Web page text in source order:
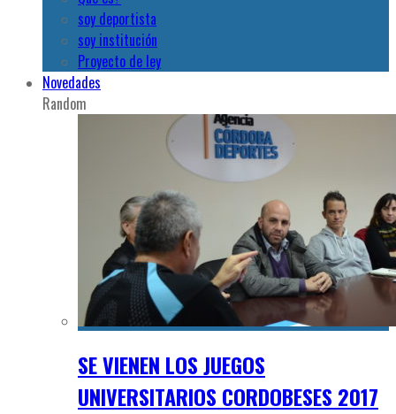
soy deportista
soy institución
Proyecto de ley
Novedades
Random
SE VIENEN LOS JUEGOS
UNIVERSITARIOS CORDOBESES 2017